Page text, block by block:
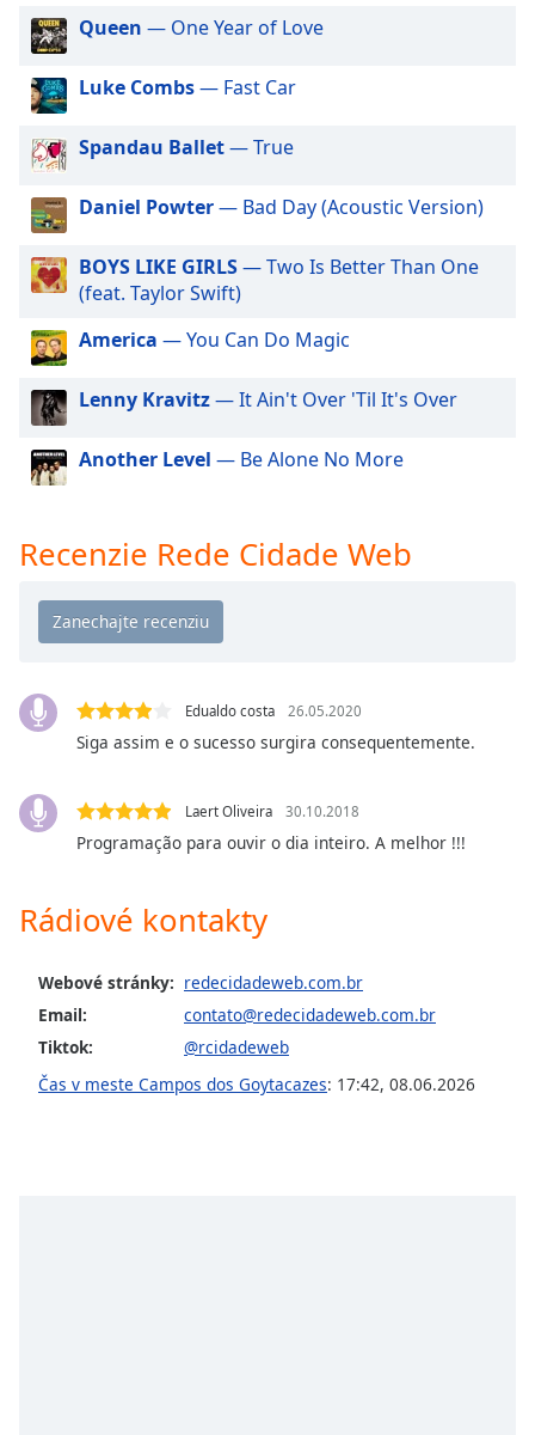
Audio
Track
Picture-
in-
Fullscreen
modal
window.
Beginning
dialog
window.
Escape
close
window.
Color
Text
Background
Caption
Area
Background
Color
Queen — One Year of Love
Luke Combs— Fast Car
Spandau Ballet— True
Daniel Powter— Bad Day (Acoustic Version)
BOYS LIKE GIRLS— Two Is Better Than One
(feat. Taylor Swift)
America — You Can Do Magic
Lenny Kravitz— It Ain't Over 'Til It's Over
Another Level — Be Alone No More
Recenzie Rede Cidade Web
Edualdo costa 26.05.2020
Siga assim e o sucesso surgira consequentemente.
Laert Oliveira 30.10.2018
Programação para ouvir o dia inteiro. A melhor !!!
Rádiové kontakty
Webové stránky: redecidadeweb.com.br
Email:
contato@redecidadeweb.com.br
Tiktok:
@rcidadeweb
Čas v meste Campos dos Goytacazes: 17:42, 08.06.2026